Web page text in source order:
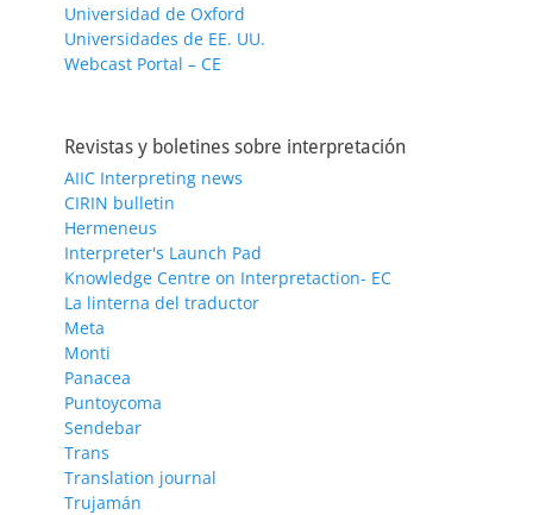
Universidad de Oxford
Universidades de EE. UU.
Webcast Portal – CE
Revistas y boletines sobre interpretación
AIIC Interpreting news
CIRIN bulletin
Hermeneus
Interpreter's Launch Pad
Knowledge Centre on Interpretaction- EC
La linterna del traductor
Meta
Monti
Panacea
Puntoycoma
Sendebar
Trans
Translation journal
Trujamán